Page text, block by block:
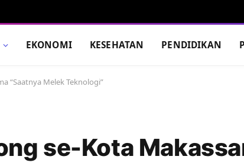
EKONOMI KESEHATAN PENDIDIKAN
“Saatnya Melek Teknologi”
se-Kota